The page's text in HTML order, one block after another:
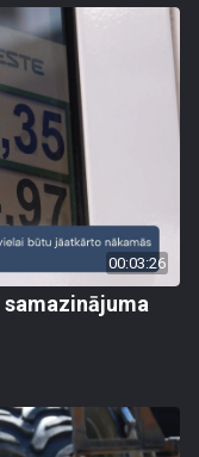
00:03:26